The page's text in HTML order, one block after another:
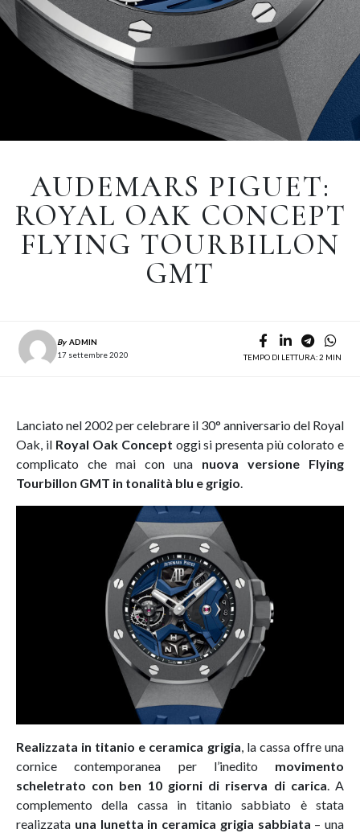
AUDEMARS PIGUET:
ROYAL OAK CONCEPT
FLYING TOURBILLON
GMT
By ADMIN
17 settembre 2020
TEMPO DI LETTURA: 2 MIN
Lanciato nel 2002 per celebrare il 30° anniversario del Royal
Oak, il Royal Oak Concept oggi si presenta più colorato e
complicato che mai con una nuova versione Flying
Tourbillon GMT in tonalità blu e grigio.
Realizzata in titanio e ceramica grigia, la cassa offre una
cornice contemporanea per l’inedito movimento
scheletrato con ben 10 giorni di riserva di carica. A
complemento della cassa in titanio sabbiato è stata
realizzata una lunetta in ceramica grigia sabbiata – una